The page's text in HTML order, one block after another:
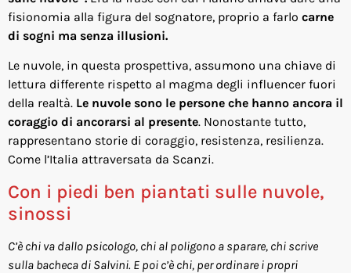
fisionomia alla figura del sognatore, proprio a farlo carne
di sogni ma senza illusioni.
Le nuvole, in questa prospettiva, assumono una chiave di
lettura differente rispetto al magma degli influencer fuori
della realtà. Le nuvole sono le persone che hanno ancora il
coraggio di ancorarsi al presente. Nonostante tutto,
rappresentano storie di coraggio, resistenza, resilienza.
Come l’Italia attraversata da Scanzi.
Con i piedi ben piantati sulle nuvole,
sinossi
C’è chi va dallo psicologo, chi al poligono a sparare, chi scrive
sulla bacheca di Salvini. E poi c’è chi, per ordinare i propri